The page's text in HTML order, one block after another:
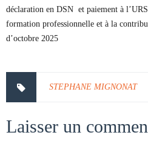
déclaration en DSN et paiement à
formation professionnelle et à la
d’octobre 2025
STEPHANE MIGNONAT
Laisser un